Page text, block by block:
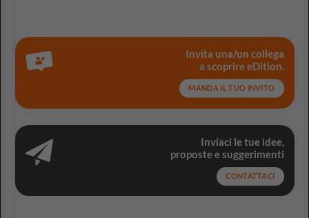
Invita una/un collega
a scoprire eDition.
MANDA IL TUO INVITO
Inviaci le tue idee,
proposte e suggerimenti
CONTATTACI